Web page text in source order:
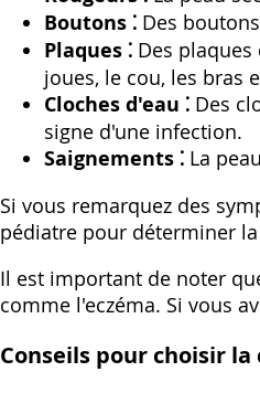
Boutons ⁚ Des
Plaques ⁚ Des
joues, le cou, les bras
Cloches d'eau ⁚ Des
signe d'une infection.
Saignements ⁚ La
Si vous remarquez des
pédiatre pour déterminer
Il est important de noter
comme l'eczéma. Si vous
Conseils pour choisir